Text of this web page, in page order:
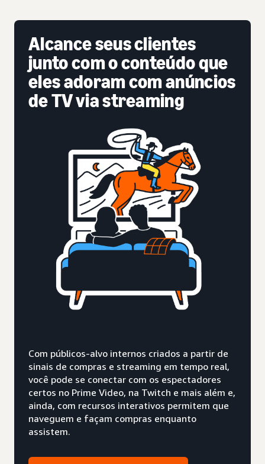
Alcance seus clientes
junto com o conteúdo que
eles adoram com anúncios
de TV via streaming
Com públicos-alvo internos criados a partir de
sinais de compras e streaming em tempo real,
você pode se conectar com os espectadores
certos no Prime Video, na Twitch e mais além e,
ainda, com recursos interativos permitem que
naveguem e façam compras enquanto
assistem.